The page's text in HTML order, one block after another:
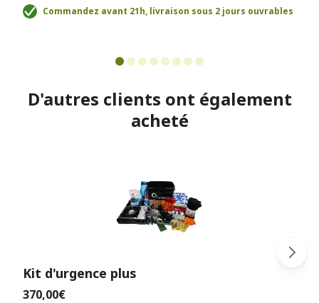
Commandez avant 21h, livraison sous 2 jours ouvrables
D'autres clients ont également
acheté
Kit d'urgence plus
370,00€